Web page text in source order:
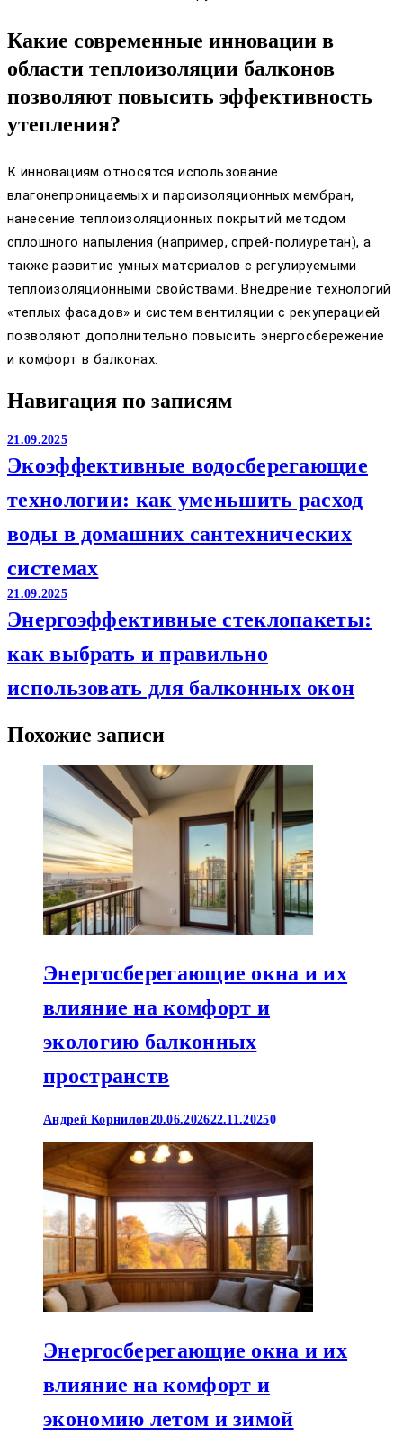
Какие современные инновации в
области теплоизоляции балконов
позволяют повысить эффективность
утепления?
К инновациям относятся использование
влагонепроницаемых и пароизоляционных мембран,
нанесение теплоизоляционных покрытий методом
сплошного напыления (например, спрей-полиуретан), а
также развитие умных материалов с регулируемыми
теплоизоляционными свойствами. Внедрение технологий
«теплых фасадов» и систем вентиляции с рекуперацией
позволяют дополнительно повысить энергосбережение
и комфорт в балконах.
Навигация по записям
21.09.2025
Экоэффективные водосберегающие
технологии: как уменьшить расход
воды в домашних сантехнических
системах
21.09.2025
Энергоэффективные стеклопакеты:
как выбрать и правильно
использовать для балконных окон
Похожие записи
Энергосберегающие окна и их
влияние на комфорт и
экологию балконных
пространств
Андрей Корнилов20.06.202622.11.20250
Энергосберегающие окна и их
влияние на комфорт и
экономию летом и зимой